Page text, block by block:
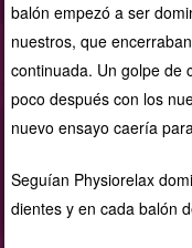
balón empezó a ser
nuestros, que
continuada. Un golpe de
poco después con los
nuevo ensayo caería
Seguían Physiorelax
dientes y en cada balón